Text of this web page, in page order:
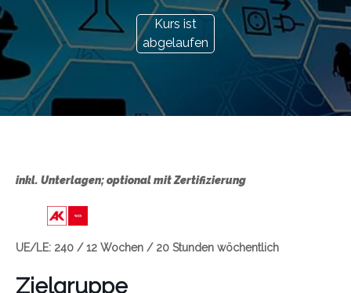
Kurs ist
abgelaufen
inkl. Unterlagen; optional mit Zertifizierung
UE/LE: 240 / 12 Wochen / 20 Stunden wöchentlich
Zielgruppe